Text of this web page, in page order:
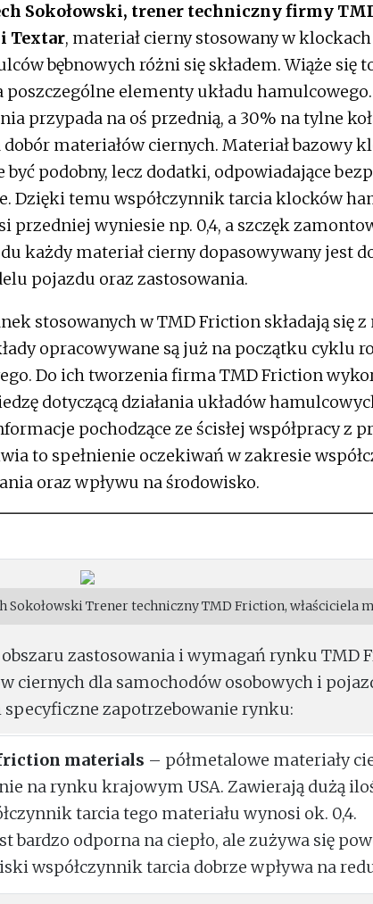
Sokołowski, trener techniczny firmy
Textar, materiał cierny stosowany w
bębnowych różni się składem. Wiąże się
poszczególne elementy układu
przypada na oś przednią, a 30% na tylne
dobór materiałów ciernych. Materiał bazowy
podobny, lecz dodatki, odpowiadające
Dzięki temu współczynnik tarcia klocków
przedniej wyniesie np. 0,4, a szczęk
każdy materiał cierny dopasowywany jest
pojazdu oraz zastosowania.
stosowanych w TMD Friction składają się z
opracowywane są już na początku cyklu
Do ich tworzenia firma TMD Friction
dotyczącą działania układów
pochodzące ze ścisłej współpracy z
to spełnienie oczekiwań w zakresie
oraz wpływu na środowisko.
Sokołowski Trener techniczny TMD Friction, właściciela
zastosowania i wymagań rynku TMD
ciernych dla samochodów osobowych i
specyficzne zapotrzebowanie rynku:
materials – półmetalowe materiały
na rynku krajowym USA. Zawierają dużą
tarcia tego materiału wynosi ok. 0,4.
bardzo odporna na ciepło, ale zużywa się
współczynnik tarcia dobrze wpływa na